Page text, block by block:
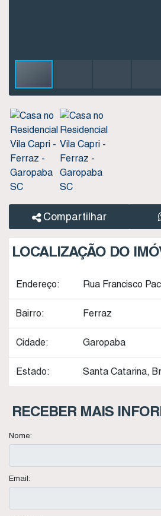
Compartilhar
LOCALIZAÇÃO DO
Endereço: Rua Francisco
Bairro: Ferraz
Cidade: Garopaba
Estado: Santa Catarina,
RECEBER MAIS
Nome:
Email: